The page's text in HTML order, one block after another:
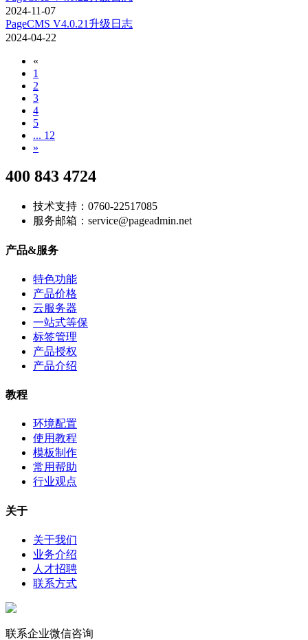
2024-11-07
PageCMS V4.0.21升级日志
2024-04-22
«
1
2
3
4
5
... 12
»
400 843 4724
技术支持：0760-22517085
服务邮箱：service@pageadmin.net
产品&服务
特色功能
产品价格
云服务器
一站式等保
标签管理
产品授权
产品介绍
教程
环境配置
使用教程
模板制作
常用帮助
行业观点
关于
关于我们
业务介绍
人才招聘
联系方式
联系企业微信咨询